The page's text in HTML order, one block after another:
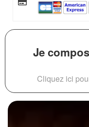
Je
Cliquez ici